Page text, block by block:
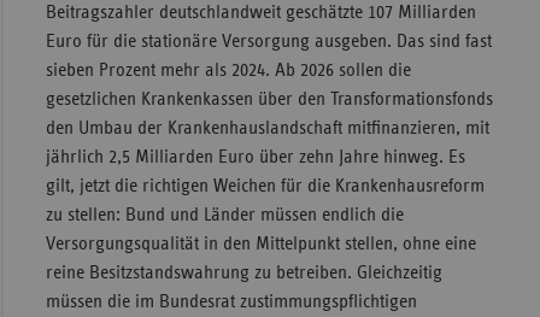
Beitragszahler deutschlandweit geschätzte 107 Milliarden
Euro für die stationäre Versorgung ausgeben. Das sind fast
sieben Prozent mehr als 2024. Ab 2026 sollen die
gesetzlichen Krankenkassen über den Transformationsfonds
den Umbau der Krankenhauslandschaft mitfinanzieren, mit
jährlich 2,5 Milliarden Euro über zehn Jahre hinweg. Es
gilt, jetzt die richtigen Weichen für die Krankenhausreform
zu stellen: Bund und Länder müssen endlich die
Versorgungsqualität in den Mittelpunkt stellen, ohne eine
reine Besitzstandswahrung zu betreiben. Gleichzeitig
müssen die im Bundesrat zustimmungspflichtigen